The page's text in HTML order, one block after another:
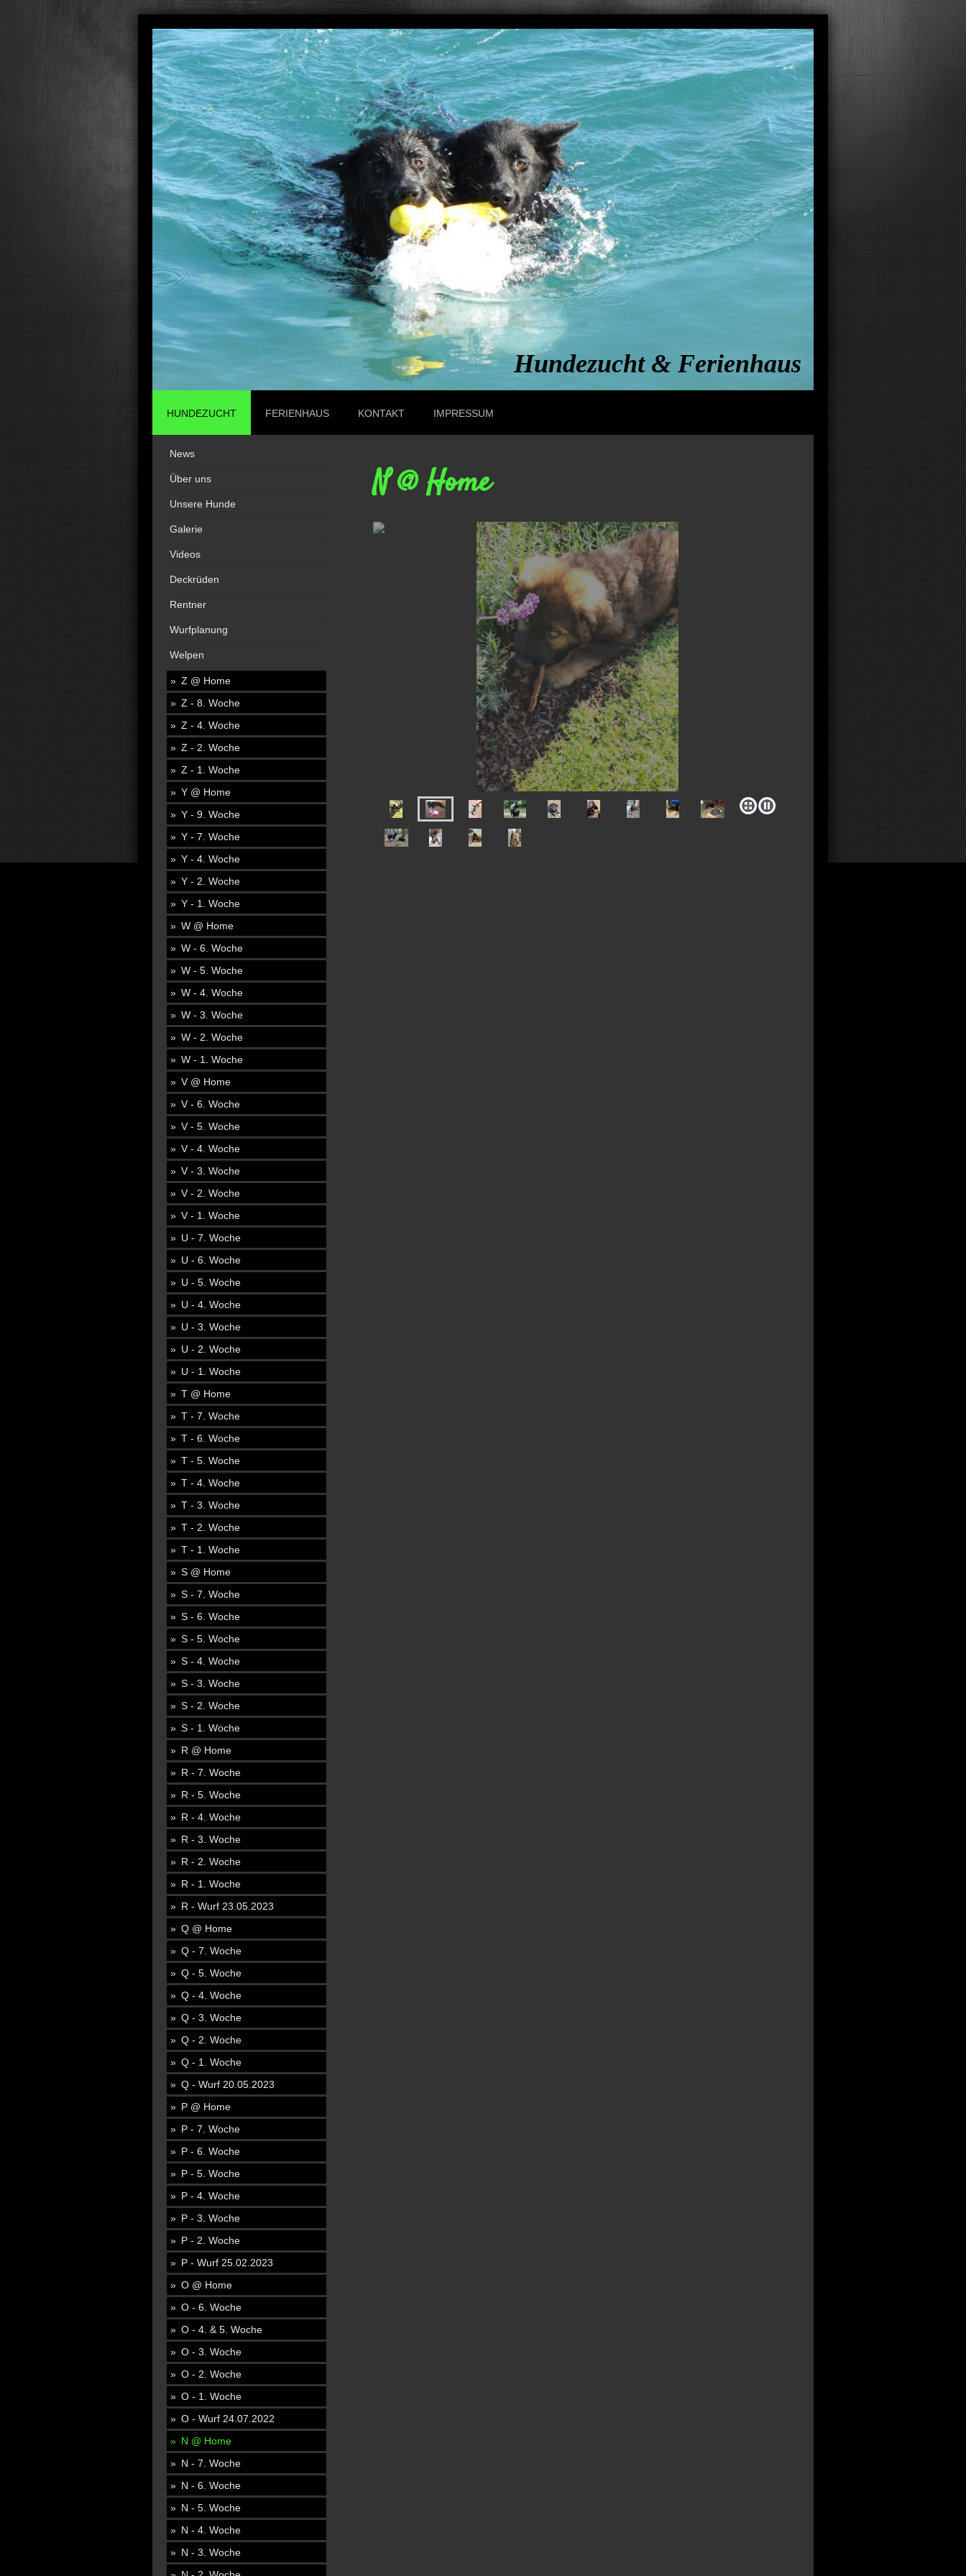
Hundezucht & Ferienhaus
HUNDEZUCHT FERIENHAUS KONTAKT IMPRESSUM
N @ Home
News
Über uns
Unsere Hunde
Galerie
Videos
Deckrüden
Rentner
Wurfplanung
Welpen
Z @ Home
Z - 8. Woche
Z - 4. Woche
Z - 2. Woche
Z - 1. Woche
Y @ Home
Y - 9. Woche
Y - 7. Woche
Y - 4. Woche
Y - 2. Woche
Y - 1. Woche
W @ Home
W - 6. Woche
W - 5. Woche
W - 4. Woche
W - 3. Woche
W - 2. Woche
W - 1. Woche
V @ Home
V - 6. Woche
V - 5. Woche
V - 4. Woche
V - 3. Woche
V - 2. Woche
V - 1. Woche
U - 7. Woche
U - 6. Woche
U - 5. Woche
U - 4. Woche
U - 3. Woche
U - 2. Woche
U - 1. Woche
T @ Home
T - 7. Woche
T - 6. Woche
T - 5. Woche
T - 4. Woche
T - 3. Woche
T - 2. Woche
T - 1. Woche
S @ Home
S - 7. Woche
S - 6. Woche
S - 5. Woche
S - 4. Woche
S - 3. Woche
S - 2. Woche
S - 1. Woche
R @ Home
R - 7. Woche
R - 5. Woche
R - 4. Woche
R - 3. Woche
R - 2. Woche
R - 1. Woche
R - Wurf 23.05.2023
Q @ Home
Q - 7. Woche
Q - 5. Woche
Q - 4. Woche
Q - 3. Woche
Q - 2. Woche
Q - 1. Woche
Q - Wurf 20.05.2023
P @ Home
P - 7. Woche
P - 6. Woche
P - 5. Woche
P - 4. Woche
P - 3. Woche
P - 2. Woche
P - Wurf 25.02.2023
O @ Home
O - 6. Woche
O - 4. & 5. Woche
O - 3. Woche
O - 2. Woche
O - 1. Woche
O - Wurf 24.07.2022
N @ Home
N - 7. Woche
N - 6. Woche
N - 5. Woche
N - 4. Woche
N - 3. Woche